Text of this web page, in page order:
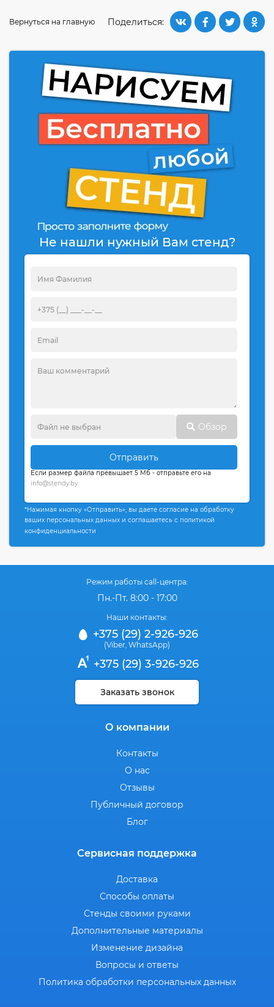
Поделиться:
Вернуться на главную
Не нашли нужный Вам стенд?
Обзор
Отправить
Если размер файла превышает 5 Мб - отправьте его на
info@stendy.by
*Нажимая кнопку «Отправить», вы даете согласие на обработку
ваших персональных данных и соглашаетесь с политикой
конфиденциальности
Режим работы call-центра:
Пн.-Пт. 8:00 - 17:00
Наши контакты:
+375 (29) 2-926-926
(Viber WhatsApp)
+375 (29) 3-926-926
Заказать звонок
О компании
Контакты
О нас
Отзывы
Публичный договор
Блог
Сервисная поддержка
Доставка
Способы оплаты
Стенды своими руками
Дополнительные материалы
Изменение дизайна
Вопросы и ответы
Политика обработки персональных данных